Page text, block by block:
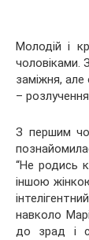
Молодій і
чоловіками.
заміжня,
–
З першим
“Не родись
іншою
навколо
до зрад і